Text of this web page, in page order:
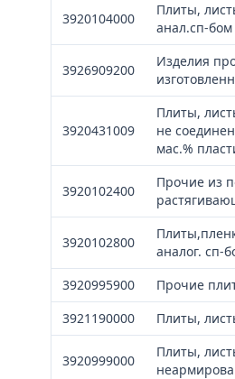
3920104000
Плиты,
анал.сп-
3926909200
Изделия
3920431009
Плиты,
не
мас.%
3920102400
Прочие из
3920102800
аналог. сп-
3920995900
Прочие
3921190000
Плиты,
3920999000
Плиты,